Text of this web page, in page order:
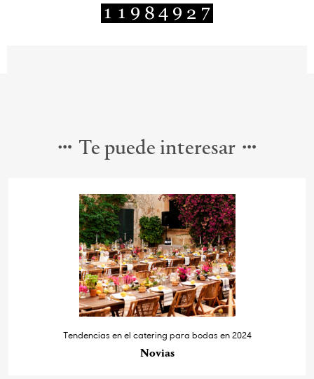
Te puede interesar
Tendencias en el catering para bodas en 2024
Novias